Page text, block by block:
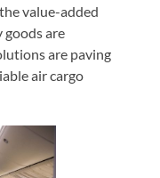
value-added
goods are
are paving
air cargo